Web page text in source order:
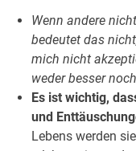
Wenn andere
bedeutet das
mich nicht
weder besser
Es ist wichtig,
und
Lebens werden